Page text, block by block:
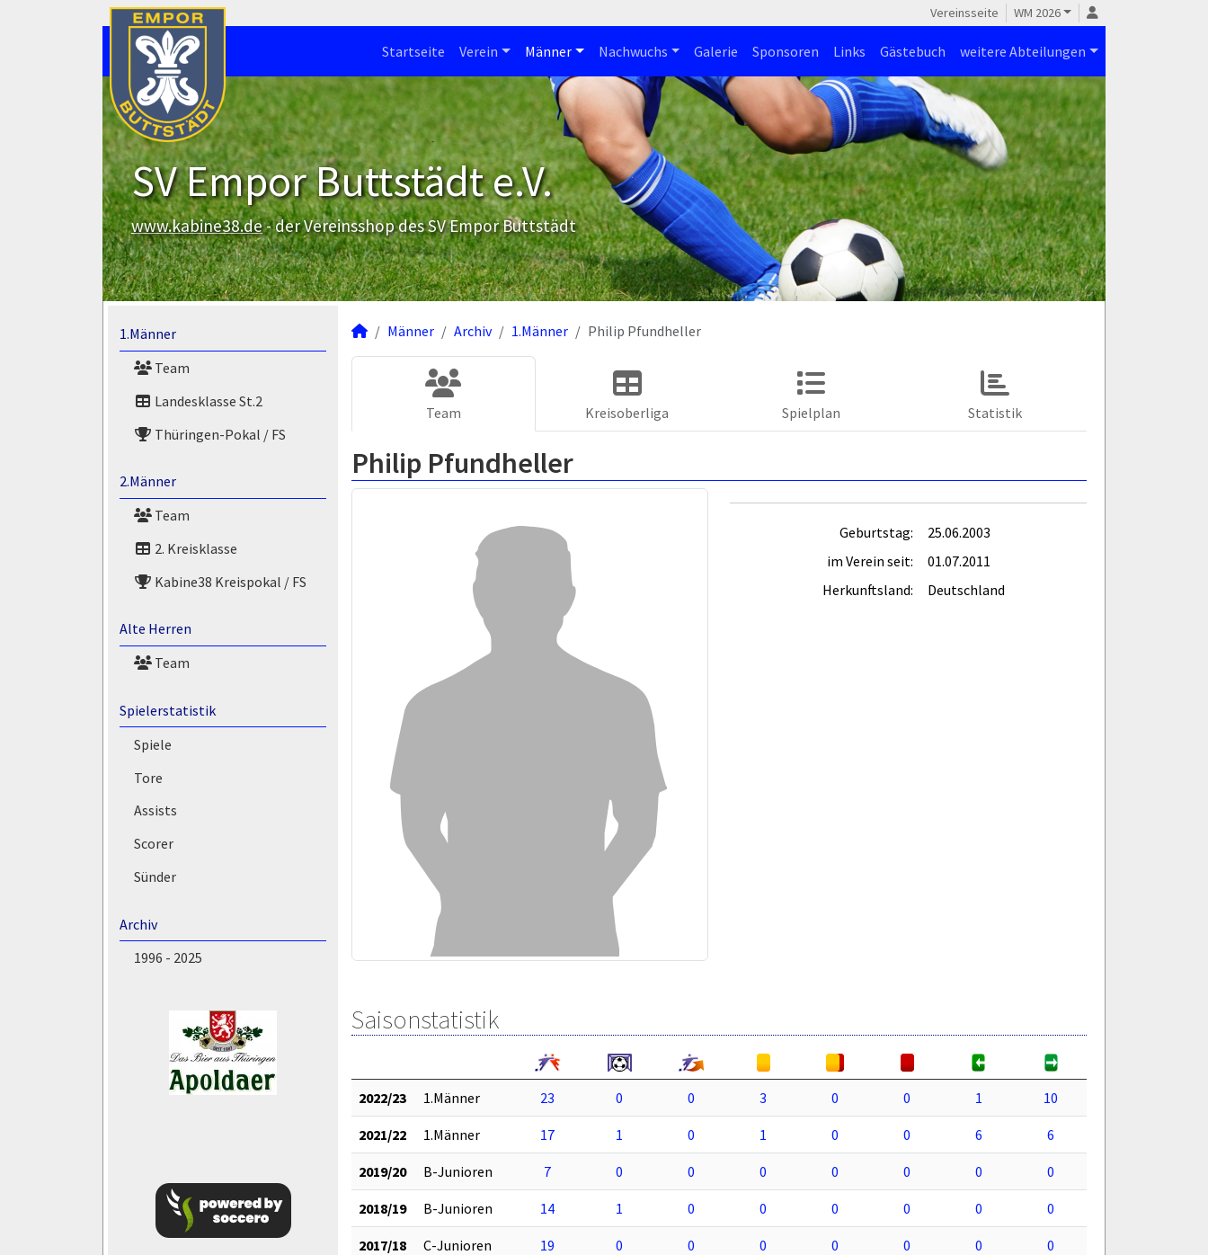
Vereinsseite WM 2026
Startseite Verein Männer Nachwuchs Galerie Sponsoren Links Gästebuch weitere Abteilungen
SV Empor Buttstädt e.V.
www.kabine38.de- der Vereinsshop des SV Empor Buttstädt
1.Männer
Team
Landesklasse St.2
Thüringen-Pokal / FS
2.Männer
Team
2. Kreisklasse
Kabine38 Kreispokal / FS
Alte Herren
Team
Spielerstatistik
Spiele
Tore
Assists
Scorer
Sünder
Archiv
1996 - 2025
Männer Archiv 1.Männer Philip Pfundheller
Team Kreisoberliga Spielplan Statistik
Philip Pfundheller
Geburtstag:
25.06.2003
im Verein seit:
01.07.2011
Herkunftsland:
Deutschland
Saisonstatistik
2022/23 1.Männer 23 0 0 3 0 0 1 10
2021/22 1.Männer 17 1 0 1 0 0 6 6
2019/20 B-Junioren 7 0 0 0 0 0 0 0
2018/19 B-Junioren 14 1 0 0 0 0 0 0
2017/18 C-Junioren 19 0 0 0 0 0 0 0